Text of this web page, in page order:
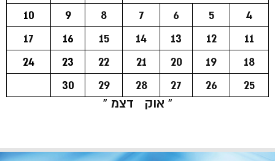
4
5
6
7
8
9
10
11
12
13
14
15
16
17
18
19
20
21
22
23
24
25
26
27
28
29
30
« אוק
דצמ »